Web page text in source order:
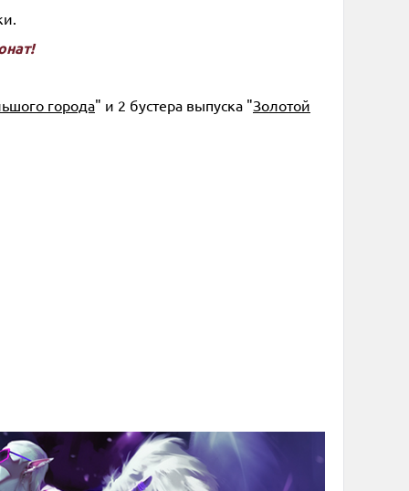
города" и 2 бустера выпуска "Золотой